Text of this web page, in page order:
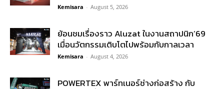
Kemisara - August 5, 2026
ย้อนชมเรื่องราว Aluzat ในงานสถาปนิก’69
เมื่อนวัตกรรมเติบโตไปพร้อมกับกาลเวลา
Kemisara - August 4, 2026
POWERTEX พาร์ทเนอร์ช่างก่อสร้าง กับ